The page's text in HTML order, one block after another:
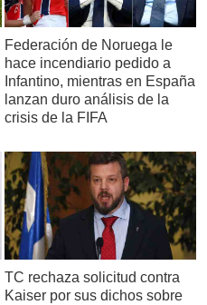
Federación de Noruega le
hace incendiario pedido a
Infantino, mientras en España
lanzan duro análisis de la
crisis de la FIFA
TC rechaza solicitud contra
Kaiser por sus dichos sobre